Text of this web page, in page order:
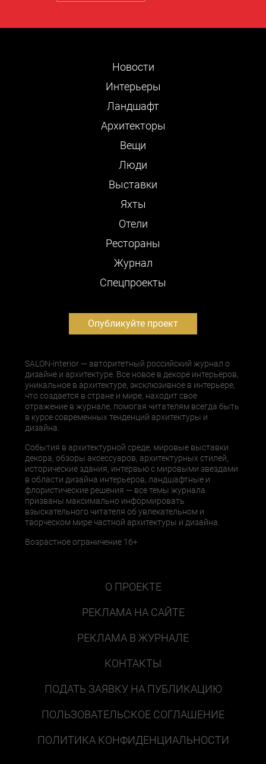
Новости
Интерьеры
Ландшафт
Архитекторы
Вещи
Люди
Выставки
Яхты
Отели
Рестораны
Журнал
Cпецпроекты
Опубликуйте проект
SALON-interior — авторитетный российский журнал о
дизайне и архитектуре. Все новое в декоре интерьеров,
уникальное в архитектуре, эксклюзивное в интерьере,
что создается в стране и мире, находит свое
отражение в журнале, помогая читателям всегда быть
в курсе современных тенденций архитектуры и
дизайна.
События в архитектурной среде, мировые выставки
декора, обзоры аксессуаров, архитектурных стилей,
исторические здания, интервью с мировыми звездами
в области дизайна интерьеров, ландшафтные и
флористические решения — все темы журнала
призваны максимально информировать
взыскательного читателя об увлекательном и
творческом мире частной архитектуры и дизайна.
Возрастное ограничение 16+
О ПРОЕКТЕ
РЕКЛАМА НА САЙТЕ
РЕКЛАМА В ЖУРНАЛЕ
КОНТАКТЫ
ПОДАТЬ ЗАЯВКУ НА ПУБЛИКАЦИЮ
ПОЛЬЗОВАТЕЛЬСКОЕ СОГЛАШЕНИЕ
ПОЛИТИКА КОНФИДЕНЦИАЛЬНОСТИ